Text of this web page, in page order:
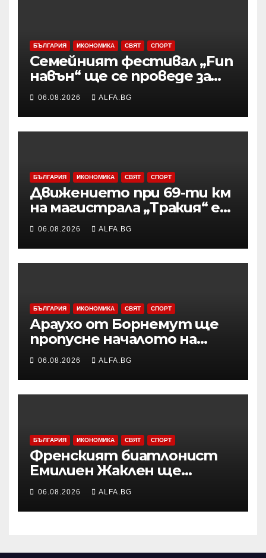
БЪЛГАРИЯ ИКОНОМИКА СВЯТ СПОРТ
Семейният фестивал „Fun
навън“ ще се проведе за
осми път в Трявна
06.08.2026 ALFA.BG
БЪЛГАРИЯ ИКОНОМИКА СВЯТ СПОРТ
Движението при 69-ти км
на магистрала „Тракия“ е
затворено заради
възникналия пожар в
района
06.08.2026 ALFA.BG
БЪЛГАРИЯ ИКОНОМИКА СВЯТ СПОРТ
Араухо от Борнемут ще
пропусне началото на
сезона във Висшата лига
заради операция на лявото
бедро
06.08.2026 ALFA.BG
БЪЛГАРИЯ ИКОНОМИКА СВЯТ СПОРТ
Френският биатлонист
Емилиен Жаклен ще
дебютира в
професионалното
колоездене
06.08.2026 ALFA.BG